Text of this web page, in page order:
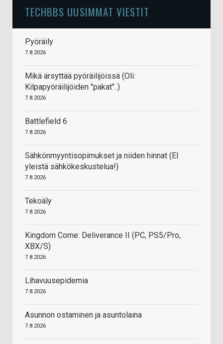
TECHBBS UUSIMMAT VIESTIT
Pyöräily
7.8.2026
Mikä ärsyttää pyöräilijöissä (Oli:
Kilpapyöräilijöiden "pakat"..)
7.8.2026
Battlefield 6
7.8.2026
Sähkönmyyntisopimukset ja niiden hinnat (EI
yleistä sähkökeskustelua!)
7.8.2026
Tekoäly
7.8.2026
Kingdom Come: Deliverance II (PC, PS5/Pro,
XBX/S)
7.8.2026
Lihavuusepidemia
7.8.2026
Asunnon ostaminen ja asuntolaina
7.8.2026